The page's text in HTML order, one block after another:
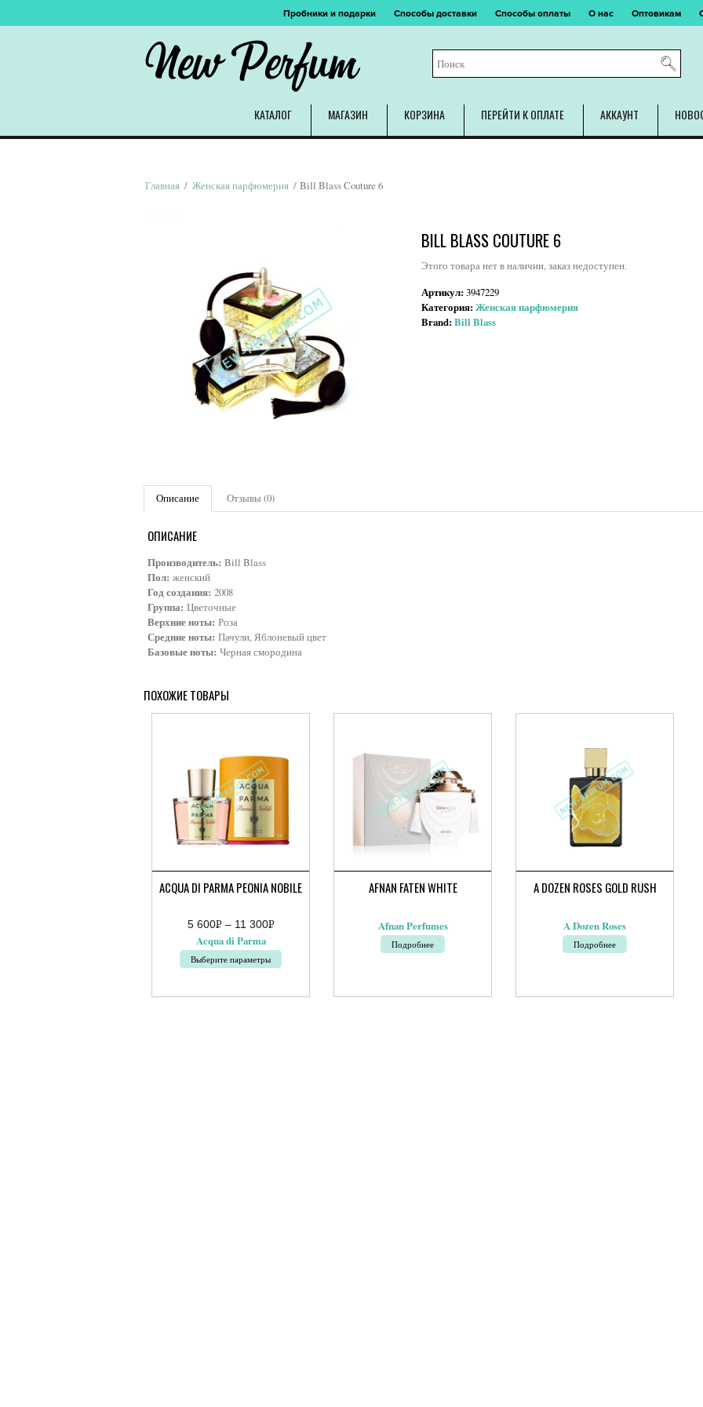
Пробники и подарки Способы доставки Способы оплаты О нас Оптовикам
New Perfum
КАТАЛОГ МАГАЗИН КОРЗИНА ПЕРЕЙТИ К ОПЛАТЕ АККАУНТ
Главная / Женская парфюмерия / Bill Blass Couture 6
BILL BLASS COUTURE 6
Этого товара нет в наличии, заказ недоступен.
Артикул:3947229
Категория:Женская парфюмерия
Brand:Bill Blass
Описание Отзывы (0)
ОПИСАНИЕ
Производитель: Bill Blass
Пол: женский
Год создания: 2008
Группа: Цветочные
Верхние ноты: Роза
Средние ноты: Пачули, Яблоневый цвет
Базовые ноты: Черная смородина
ПОХОЖИЕ ТОВАРЫ
ACQUA DI PARMA PEONIA NOBILE
5 600Р
УБ.
– 11 300Р
Диапазон
600руб.
300руб.
Acqua di Parma
Выберите параметры
товар
AFNAN FATEN WHITE
Afnan Perfumes
Подробнее
A DOZEN ROSES GOLD RUSH
A Dozen Roses
Подробнее